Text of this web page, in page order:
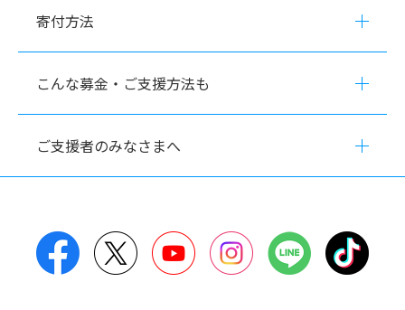
寄付方法
こんな募金・ご支援方法も
ご支援者のみなさまへ
Facebook Twitter YouTube Instagram LINE